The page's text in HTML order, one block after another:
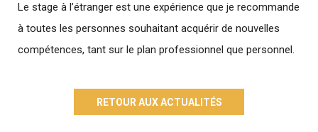
Le stage à l’étranger est une expérience que je recommande
à toutes les personnes souhaitant acquérir de nouvelles
compétences, tant sur le plan professionnel que personnel.
RETOUR AUX ACTUALITÉS